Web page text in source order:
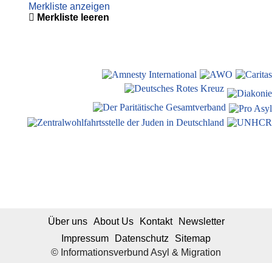
Merkliste anzeigen
Merkliste leeren
© Informationsverbund Asyl & Migration
Über uns About Us Kontakt
Newsletter
Impressum
Datenschutz Sitemap